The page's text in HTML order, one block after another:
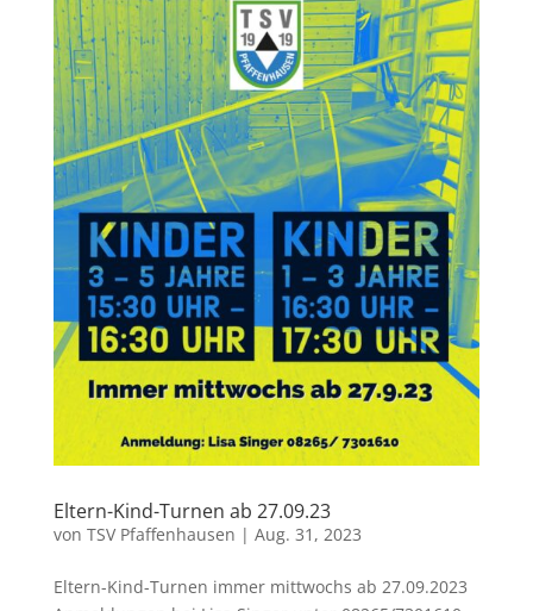
Eltern-Kind-Turnen ab 27.09.23
von TSV Pfaffenhausen | Aug. 31, 2023
Eltern-Kind-Turnen immer mittwochs ab 27.09.2023